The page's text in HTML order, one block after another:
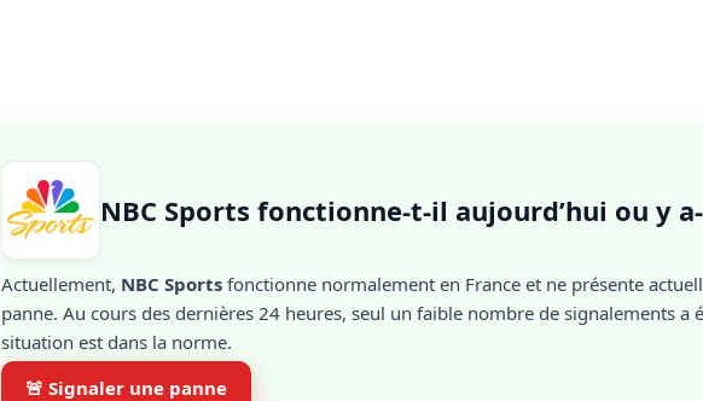
NBC Sports fonctionne-t-il aujourd’hui ou y
Actuellement, NBC Sports fonctionne normalement en France et ne présente
panne. Au cours des dernières 24 heures, seul un faible nombre de signalements a
situation est dans la norme.
🚨 Signaler une panne